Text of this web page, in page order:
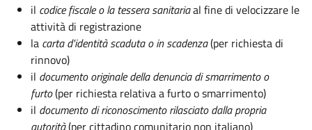
il codice fiscale o la tessera sanitariaal fine di velocizzare le
attività di registrazione
la carta d'identità scaduta o in scadenza(per richiesta di
rinnovo)
il documento originale della denuncia di smarrimento o
furto(per richiesta relativa a furto o smarrimento)
il documento di riconoscimento rilasciato dalla propria
autorità(per cittadino comunitario non italiano)